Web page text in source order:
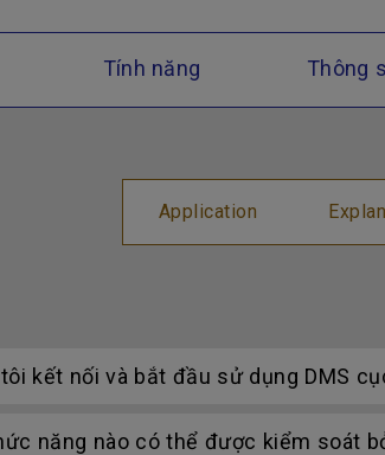
Tính năng Thông
Application
kết nối và bắt đầu sử dụng DMS
năng nào có thể được kiểm soát